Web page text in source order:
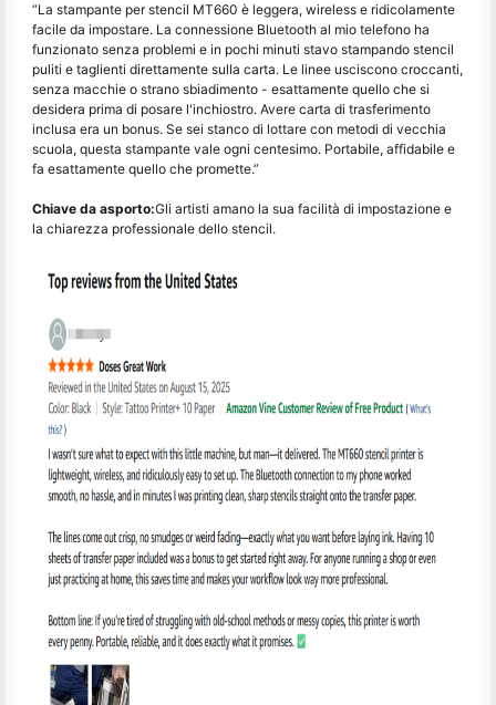
“La stampante per stencil MT660 è leggera, wireless e ridicolamente
facile da impostare. La connessione Bluetooth al mio telefono ha
funzionato senza problemi e in pochi minuti stavo stampando stencil
puliti e taglienti direttamente sulla carta. Le linee usciscono croccanti,
senza macchie o strano sbiadimento - esattamente quello che si
desidera prima di posare l'inchiostro. Avere carta di trasferimento
inclusa era un bonus. Se sei stanco di lottare con metodi di vecchia
scuola, questa stampante vale ogni centesimo. Portabile, affidabile e
fa esattamente quello che promette.”
Chiave da asporto:Gli artisti amano la sua facilità di impostazione e
la chiarezza professionale dello stencil.